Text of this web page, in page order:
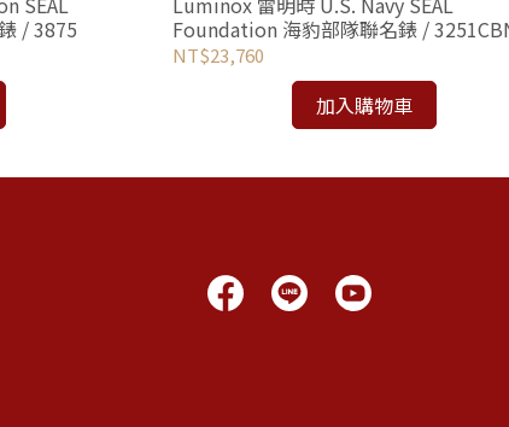
/ 3875
Foundation 海豹部隊聯名錶 /
SET
NT$23,760
加入購物車